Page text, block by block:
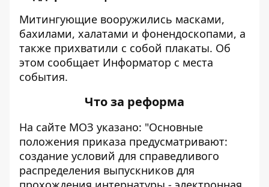
Митингующие вооружились масками,
бахилами, халатами и фонендоскопами, а
также прихватили с собой плакаты. Об
этом сообщает Информатор с места
события.
Что за реформа
На сайте МОЗ указано: "Основные
положения приказа предусматривают:
создание условий для справедливого
распределения выпускников для